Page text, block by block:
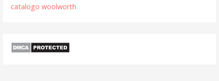
catalogo woolworth